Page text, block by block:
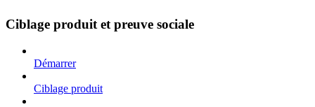
Ciblage produit et preuve sociale
Démarrer
Ciblage produit